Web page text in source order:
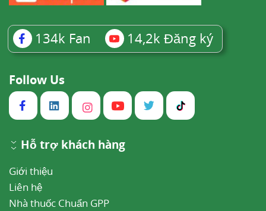
134k Fan 14,2k Đăng ký
Follow Us
Hỗ trợ khách hàng
Giới thiệu
Liên hệ
Nhà thuốc Chuẩn GPP